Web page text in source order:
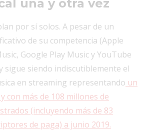
una y otra vez
por sí solos. A pesar de un
de su competencia (Apple
Google Play Music y YouTube
sigue siendo indiscutiblemente el
en streaming representando un
con más de 108 millones de
(incluyendo más de 83
de paga) a junio 2019.